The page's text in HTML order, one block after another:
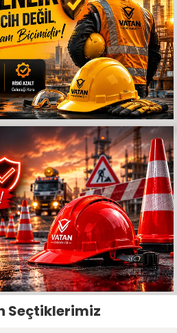
Seçtiklerimiz